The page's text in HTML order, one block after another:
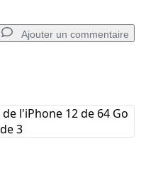
Ajouter un commentaire